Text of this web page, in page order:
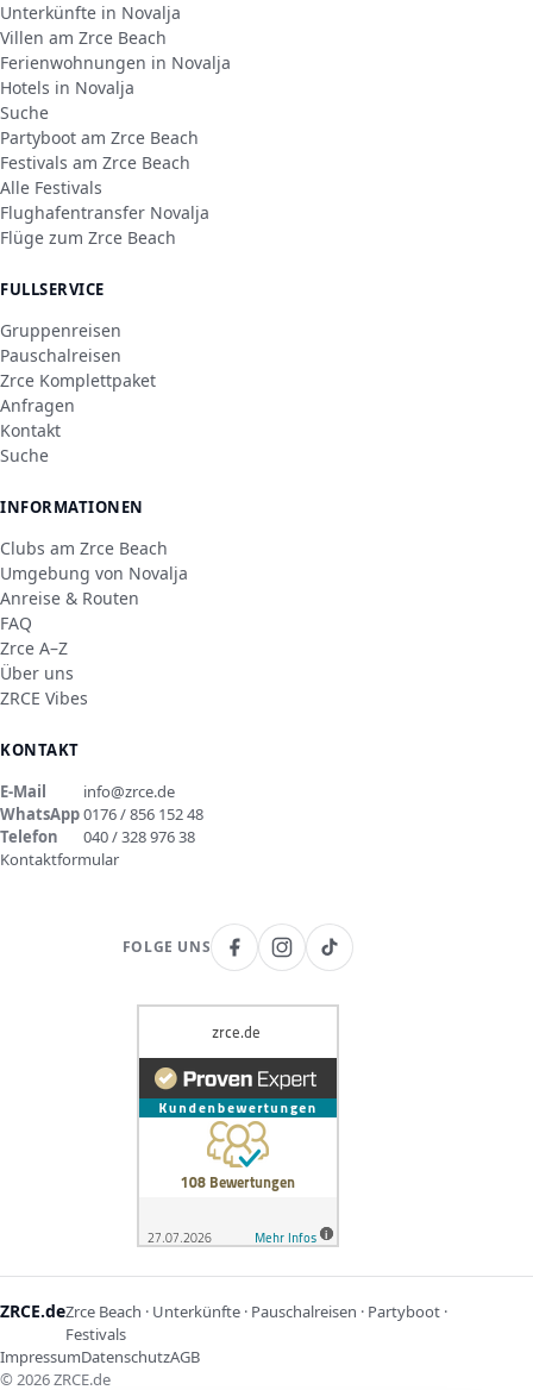
Unterkünfte in Novalja
Villen am Zrce Beach
Ferienwohnungen in Novalja
Hotels in Novalja
Suche
Partyboot am Zrce Beach
Festivals am Zrce Beach
Alle Festivals
Flughafentransfer Novalja
Flüge zum Zrce Beach
FULLSERVICE
Gruppenreisen
Pauschalreisen
Zrce Komplettpaket
Anfragen
Kontakt
Suche
INFORMATIONEN
Clubs am Zrce Beach
Umgebung von Novalja
Anreise & Routen
FAQ
Zrce A–Z
Über uns
ZRCE Vibes
KONTAKT
E-Mail
info@zrce.de
WhatsApp0176 / 856 152 48
Telefon
040 / 328 976 38
Kontaktformular
FOLGE UNS
ZRCE.deZrce Beach · Unterkünfte · Pauschalreisen · Partyboot ·
Festivals
ImpressumDatenschutzAGB
© 2026ZRCE.de